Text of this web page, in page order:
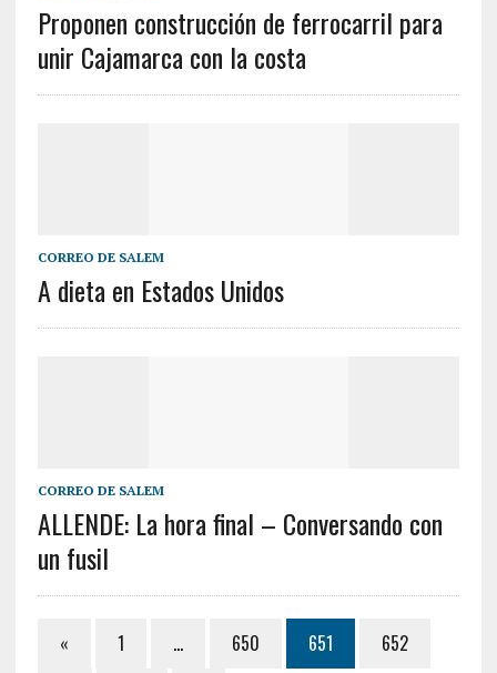
Proponen construcción de ferrocarril para
unir Cajamarca con la costa
CORREO DE SALEM
A dieta en Estados Unidos
CORREO DE SALEM
ALLENDE: La hora final – Conversando con
un fusil
« 1 … 650 651
652